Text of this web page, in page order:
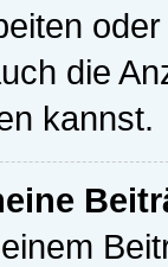
die
kannst.